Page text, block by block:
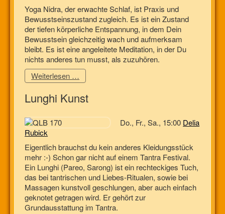
Yoga Nidra, der erwachte Schlaf, ist Praxis und
Bewusstseinszustand zugleich. Es ist ein Zustand
der tiefen körperliche Entspannung, in dem Dein
Bewusstsein gleichzeitig wach und aufmerksam
bleibt. Es ist eine angeleitete Meditation, in der Du
nichts anderes tun musst, als zuzuhören.
Weiterlesen …
Lunghi Kunst
Do., Fr., Sa., 15:00 Delia
Rubick
Eigentlich brauchst du kein anderes Kleidungsstück
mehr :-) Schon gar nicht auf einem Tantra Festival.
Ein Lunghi (Pareo, Sarong) ist ein rechteckiges Tuch,
das bei tantrischen und Liebes-Ritualen, sowie bei
Massagen kunstvoll geschlungen, aber auch einfach
geknotet getragen wird. Er gehört zur
Grundausstattung im Tantra.